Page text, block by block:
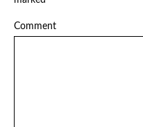
Comment